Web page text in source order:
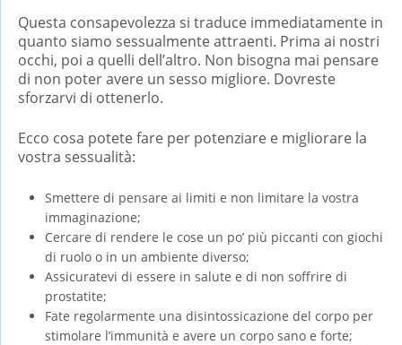
Questa consapevolezza si traduce immediatamente in
quanto siamo sessualmente attraenti. Prima ai nostri
occhi, poi a quelli dell’altro. Non bisogna mai pensare
di non poter avere un sesso migliore. Dovreste
sforzarvi di ottenerlo.
Ecco cosa potete fare per potenziare e migliorare la
vostra sessualità:
Smettere di pensare ai limiti e non limitare la vostra
immaginazione;
Cercare di rendere le cose un po’ più piccanti con giochi
di ruolo o in un ambiente diverso;
Assicuratevi di essere in salute e di non soffrire di
prostatite;
Fate regolarmente una disintossicazione del corpo per
stimolare l’immunità e avere un corpo sano e forte;